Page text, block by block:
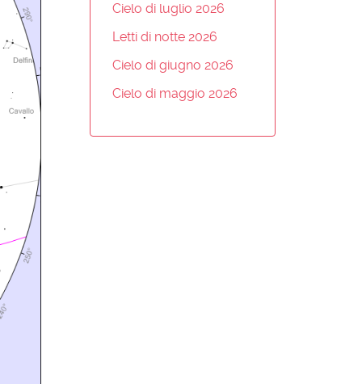
Cielo di luglio 2026
Letti di notte 2026
Cielo di giugno 2026
Cielo di maggio 2026